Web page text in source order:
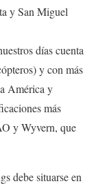
y San Miguel
días cuenta
y con más
América y
más
y Wyvern, que
debe situarse en